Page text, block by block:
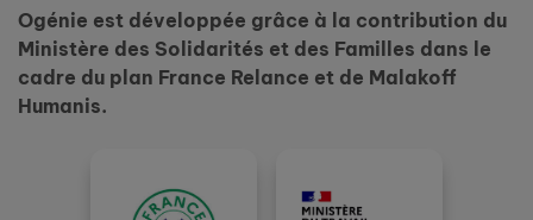
Ogénie est développée grâce à la contribution du
Ministère des Solidarités et des Familles dans le
cadre du plan France Relance et de Malakoff
Humanis.